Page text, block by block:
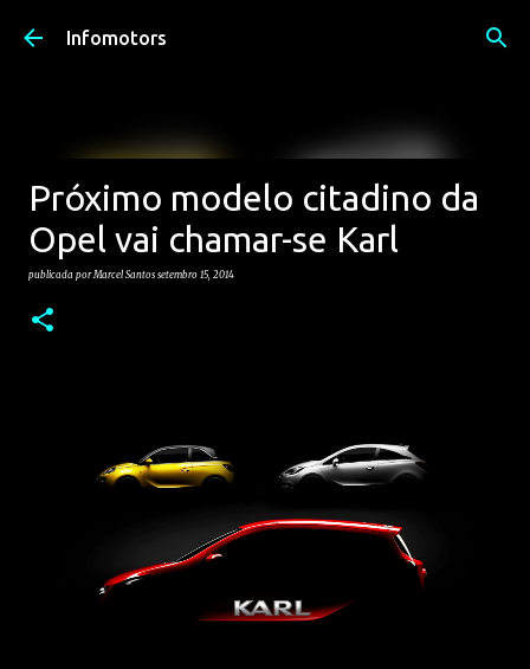
Avançar para o conteúdo principal
Infomotors
Próximo modelo citadino da
Opel vai chamar-se Karl
publicada porMarcel Santos setembro 15, 2014